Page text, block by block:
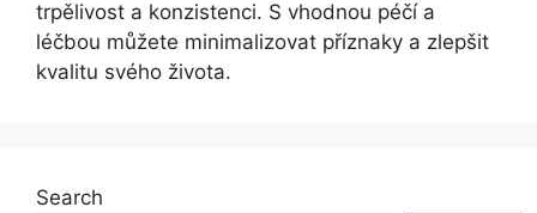
trpělivost a konzistenci. S vhodnou péčí a
léčbou můžete minimalizovat příznaky a zlepšit
kvalitu svého života.
Search